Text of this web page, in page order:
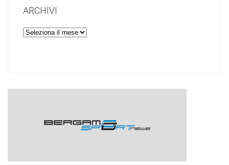
ARCHIVI
Archivi